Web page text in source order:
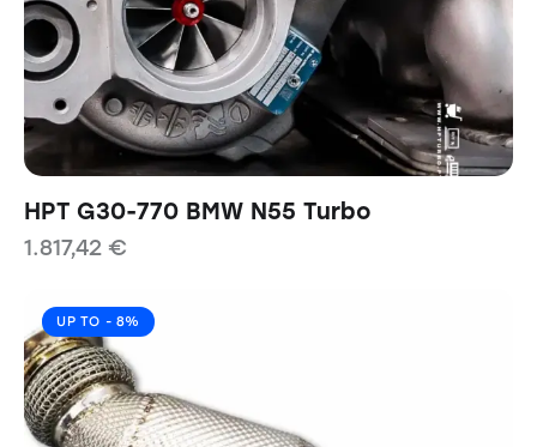
HPT G30-770 BMW N55 Turbo
1.817,42 €
UP TO - 8%